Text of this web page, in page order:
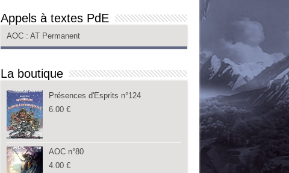
Appels à textes PdE
AOC : AT Permanent
La boutique
Présences d'Esprits n°124
6.00 €
AOC n°80
4.00 €